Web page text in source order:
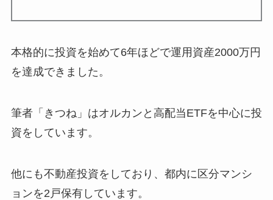
本格的に投資を始めて6年ほどで運用資産2000万円
を達成できました。
筆者「きつね」はオルカンと高配当ETFを中心に投
資をしています。
他にも不動産投資をしており、都内に区分マンシ
ョンを2戸保有しています。